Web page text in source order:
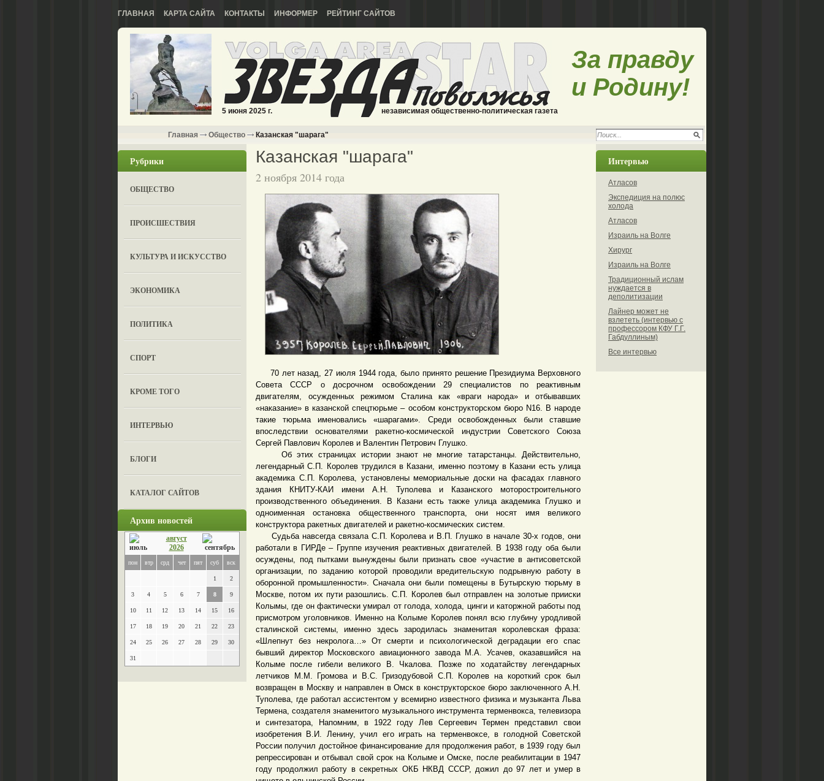
ГЛАВНАЯ КАРТА САЙТА КОНТАКТЫ ИНФОРМЕР РЕЙТИНГ САЙТОВ
5 июня 2025 г. независимая общественно-политическая газета
За правду
и Родину!
Главная Общество Казанская "шарага"
Рубрики
ОБЩЕСТВО
ПРОИСШЕСТВИЯ
КУЛЬТУРА И ИСКУССТВО
ЭКОНОМИКА
ПОЛИТИКА
СПОРТ
КРОМЕ ТОГО
ИНТЕРВЬЮ
БЛОГИ
КАТАЛОГ САЙТОВ
Архив новостей
август
2026
пон втр срд чет пят суб вск
1 2
3 4 5 6 7 8 9
10 11 12 13 14 15 16
17 18 19 20 21 22 23
24 25 26 27 28 29 30
31
Казанская "шарага"
2 ноября 2014 года
70 лет назад, 27 июля 1944 года, было принято решение Президиума Верховного
Совета СССР о досрочном освобождении 29 специалистов по реактивным
двигателям, осужденных режимом Сталина как «враги народа» и отбывавших
«наказание» в казанской спецтюрьме – особом конструкторском бюро N16. В народе
такие тюрьма именовались «шарагами». Среди освобожденных были ставшие
впоследствии основателями ракетно-космической индустрии Советского Союза
Сергей Павлович Королев и Валентин Петрович Глушко.
Об этих страницах истории знают не многие татарстанцы. Действительно,
легендарный С.П. Королев трудился в Казани, именно поэтому в Казани есть улица
академика С.П. Королева, установлены мемориальные доски на фасадах главного
здания КНИТУ-КАИ имени А.Н. Туполева и Казанского моторостроительного
производственного объединения. В Казани есть также улица академика Глушко и
одноименная остановка общественного транспорта, они носят имя великого
конструктора ракетных двигателей и ракетно-космических систем.
Судьба навсегда связала С.П. Королева и В.П. Глушко в начале 30-х годов, они
работали в ГИРДе – Группе изучения реактивных двигателей. В 1938 году оба были
осуждены, под пытками вынуждены были признать свое «участие в антисоветской
организации, по заданию которой проводили вредительскую подрывную работу в
оборонной промышленности». Сначала они были помещены в Бутырскую тюрьму в
Москве, потом их пути разошлись. С.П. Королев был отправлен на золотые прииски
Колымы, где он фактически умирал от голода, холода, цинги и каторжной работы под
присмотром уголовников. Именно на Колыме Королев понял всю глубину уродливой
сталинской системы, именно здесь зародилась знаменитая королевская фраза:
«Шлепнут без некролога…» От смерти и психологической деградации его спас
бывший директор Московского авиационного завода М.А. Усачев, оказавшийся на
Колыме после гибели великого В. Чкалова. Позже по ходатайству легендарных
летчиков М.М. Громова и В.С. Гризодубовой С.П. Королев на короткий срок был
возвращен в Москву и направлен в Омск в конструкторское бюро заключенного А.Н.
Туполева, где работал ассистентом у всемирно известного физика и музыканта Льва
Термена, создателя знаменитого музыкального инструмента терменвокса, телевизора
и синтезатора, Напомним, в 1922 году Лев Сергеевич Термен представил свои
изобретения В.И. Ленину, учил его играть на терменвоксе, в голодной Советской
России получил достойное финансирование для продолжения работ, в 1939 году был
репрессирован и отбывал свой срок на Колыме и Омске, после реабилитации в 1947
году продолжил работу в секретных ОКБ НКВД СССР, дожил до 97 лет и умер в
Интервью
Атласов
Экспедиция на полюс
холода
Атласов
Израиль на Волге
Хирург
Израиль на Волге
Традиционный ислам
нуждается в
деполитизации
Лайнер может не
взлететь (интервью с
профессором КФУ Г.Г.
Габдуллиным)
Все интервью